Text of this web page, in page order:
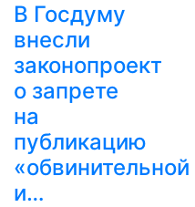
В Госдуму
внесли
законопроект
о запрете
на
публикацию
«обвинительной
и…